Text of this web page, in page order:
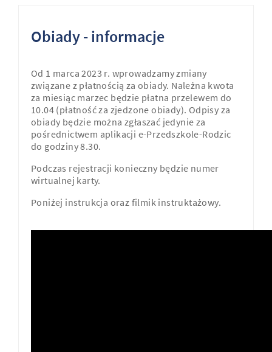
Obiady - informacje
Od 1 marca 2023 r. wprowadzamy zmiany
związane z płatnością za obiady. Należna kwota
za miesiąc marzec będzie płatna przelewem do
10.04 (płatność za zjedzone obiady). Odpisy za
obiady będzie można zgłaszać jedynie za
pośrednictwem aplikacji e-Przedszkole-Rodzic
do godziny 8.30.
Podczas rejestracji konieczny będzie numer
wirtualnej karty.
Poniżej instrukcja oraz filmik instruktażowy.